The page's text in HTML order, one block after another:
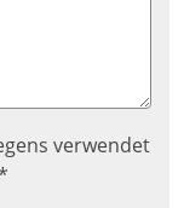
verwendet